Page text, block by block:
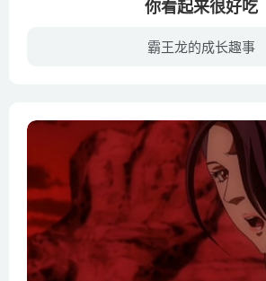
你看起来很好吃
霸王龙的成长趣事